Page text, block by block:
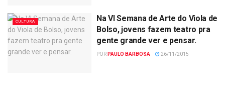
CULTURA
Na VI Semana de Arte do Viola de
Bolso, jovens fazem teatro pra
gente grande ver e pensar.
POR PAULO BARBOSA 26/11/2015